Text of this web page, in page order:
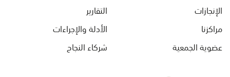
الإنجازات
مراكزنا
عضوية الجمعية
التقارير
الأدلة والإجراءات
شركاء النجاح